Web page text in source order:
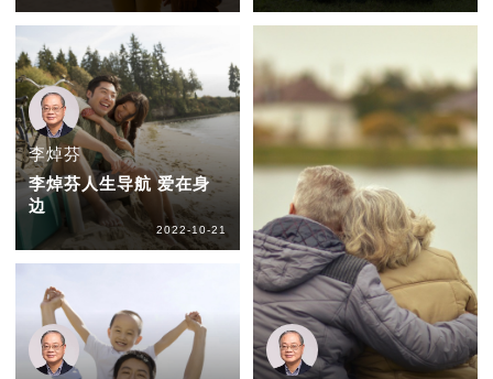
李焯芬
李焯芬人生导航 爱在身
边
2022-10-21